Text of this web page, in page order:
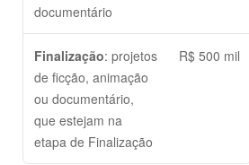
documentário
Finalização: projetos
de ficção, animação
ou documentário,
que estejam na
etapa de Finalização
R$ 500 mil